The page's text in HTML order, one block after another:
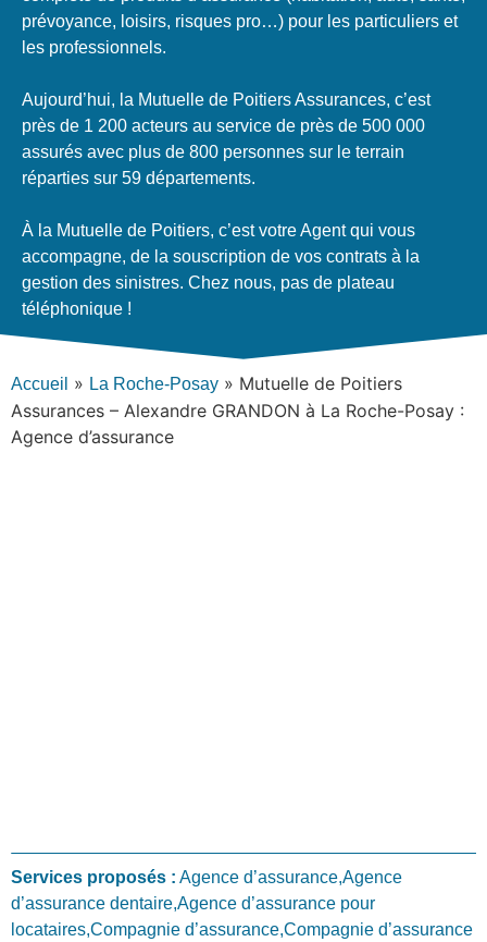
prévoyance, loisirs, risques pro…) pour les particuliers et
les professionnels.
Aujourd’hui, la Mutuelle de Poitiers Assurances, c’est
près de 1 200 acteurs au service de près de 500 000
assurés avec plus de 800 personnes sur le terrain
réparties sur 59 départements.
À la Mutuelle de Poitiers, c’est votre Agent qui vous
accompagne, de la souscription de vos contrats à la
gestion des sinistres. Chez nous, pas de plateau
téléphonique !
Accueil » La Roche-Posay » Mutuelle de Poitiers
Assurances – Alexandre GRANDON à La Roche-Posay :
Agence d’assurance
Services proposés : Agence d’assurance,Agence
d’assurance dentaire,Agence d’assurance pour
locataires,Compagnie d’assurance,Compagnie d’assurance